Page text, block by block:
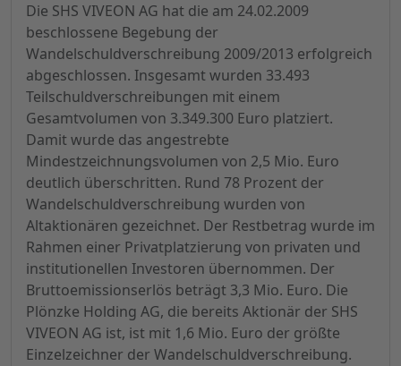
Die SHS VIVEON AG hat die am 24.02.2009
beschlossene Begebung der
Wandelschuldverschreibung 2009/2013 erfolgreich
abgeschlossen. Insgesamt wurden 33.493
Teilschuldverschreibungen mit einem
Gesamtvolumen von 3.349.300 Euro platziert.
Damit wurde das angestrebte
Mindestzeichnungsvolumen von 2,5 Mio. Euro
deutlich überschritten. Rund 78 Prozent der
Wandelschuldverschreibung wurden von
Altaktionären gezeichnet. Der Restbetrag wurde im
Rahmen einer Privatplatzierung von privaten und
institutionellen Investoren übernommen. Der
Bruttoemissionserlös beträgt 3,3 Mio. Euro. Die
Plönzke Holding AG, die bereits Aktionär der SHS
VIVEON AG ist, ist mit 1,6 Mio. Euro der größte
Einzelzeichner der Wandelschuldverschreibung.